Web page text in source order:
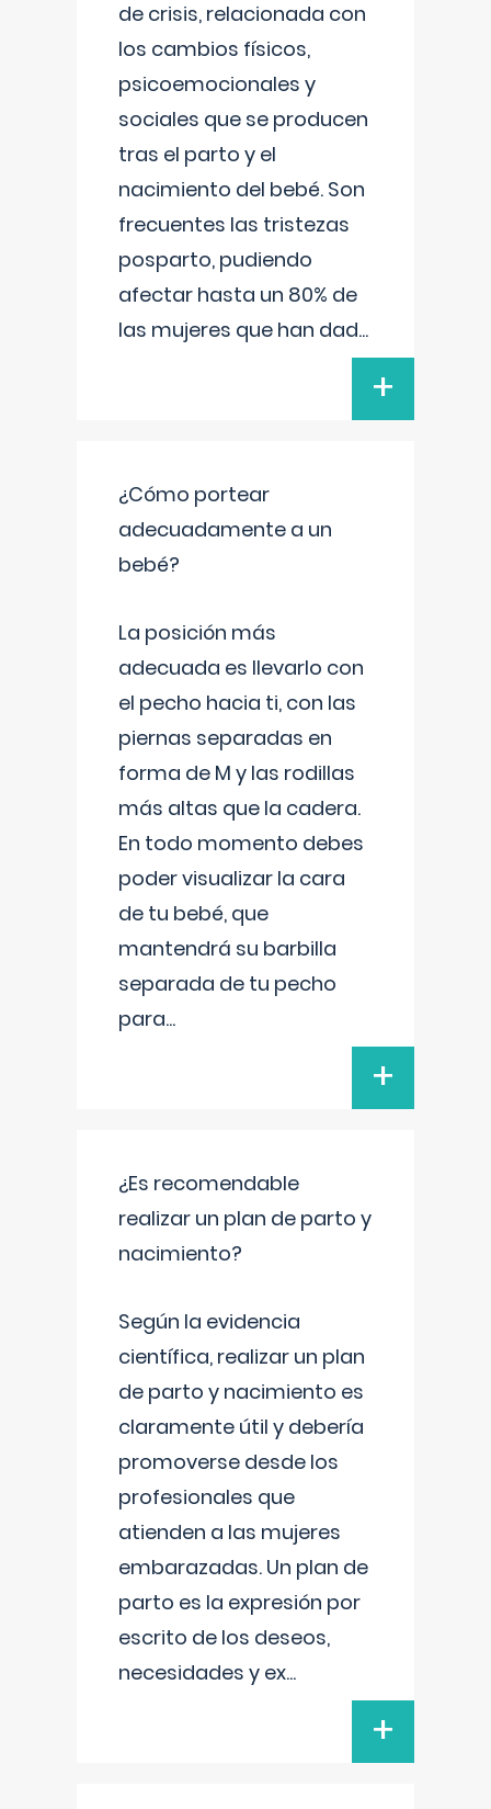
de crisis, relacionada con
los cambios físicos,
psicoemocionales y
sociales que se producen
tras el parto y el
nacimiento del bebé. Son
frecuentes las tristezas
posparto, pudiendo
afectar hasta un 80% de
las mujeres que han dad...
+
¿Cómo portear
adecuadamente a un
bebé?
La posición más
adecuada es llevarlo con
el pecho hacia ti, con las
piernas separadas en
forma de M y las rodillas
más altas que la cadera.
En todo momento debes
poder visualizar la cara
de tu bebé, que
mantendrá su barbilla
separada de tu pecho
para...
+
¿Es recomendable
realizar un plan de parto y
nacimiento?
Según la evidencia
científica, realizar un plan
de parto y nacimiento es
claramente útil y debería
promoverse desde los
profesionales que
atienden a las mujeres
embarazadas. Un plan de
parto es la expresión por
escrito de los deseos,
necesidades y ex...
+